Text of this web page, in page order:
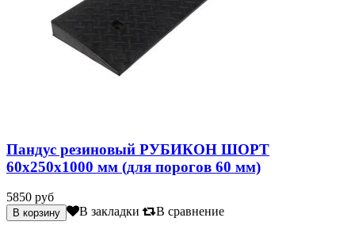
Пандус резиновый РУБИКОН ШОРТ
60х250х1000 мм (для порогов 60 мм)
5850 руб
В закладки В сравнение